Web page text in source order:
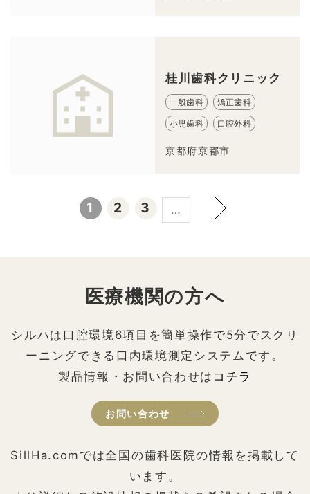
桂川歯科クリニック
一般歯科 矯正歯科
小児歯科 口腔外科
京都府京都市
1 2 3 …
医療機関の方へ
シルハは口腔環境6項目を簡単操作で5分でスクリ
ーニングできる口内環境測定システムです。
製品情報・お問い合わせは コチラ
お問い合わせ
SillHa.comでは全国の歯科医院の情報を掲載して
います。